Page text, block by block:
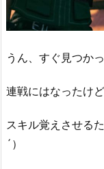
うん、すぐ見つか
連戦にはなったけ
スキル覚えさせる
´）